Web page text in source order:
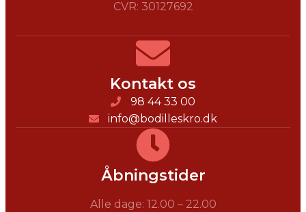
CVR: 30127692
Kontakt os
98 44 33 00
info@bodilleskro.dk
Åbningstider
Alle dage: 12.00 – 22.00